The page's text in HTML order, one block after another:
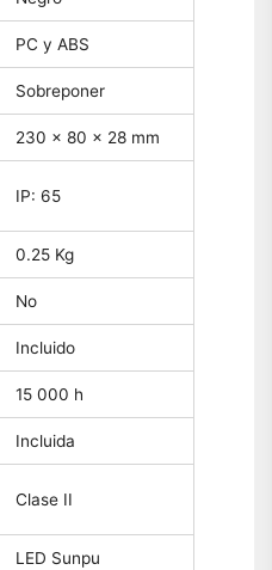
PC y ABS
Sobreponer
230 x 80 x 28 mm
IP: 65
0.25 Kg
No
Incluido
15 000 h
Incluida
Clase II
LED Sunpu